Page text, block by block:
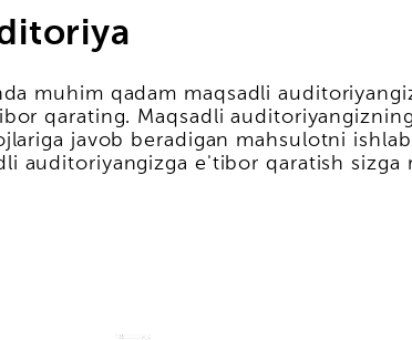
muhim qadam maqsadli
qarating. Maqsadli
javob beradigan mahsulotni
auditoriyangizga e'tibor qaratish